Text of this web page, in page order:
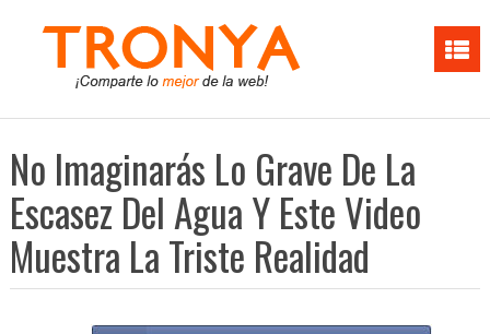
No Imaginarás Lo Grave De La
Escasez Del Agua Y Este Video
Muestra La Triste Realidad